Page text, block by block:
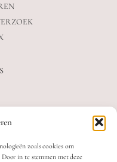
zoals cookies om
in te stemmen met deze